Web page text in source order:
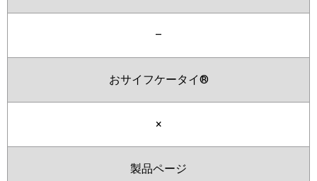
–
おサイフケータイ®
×
製品ページ